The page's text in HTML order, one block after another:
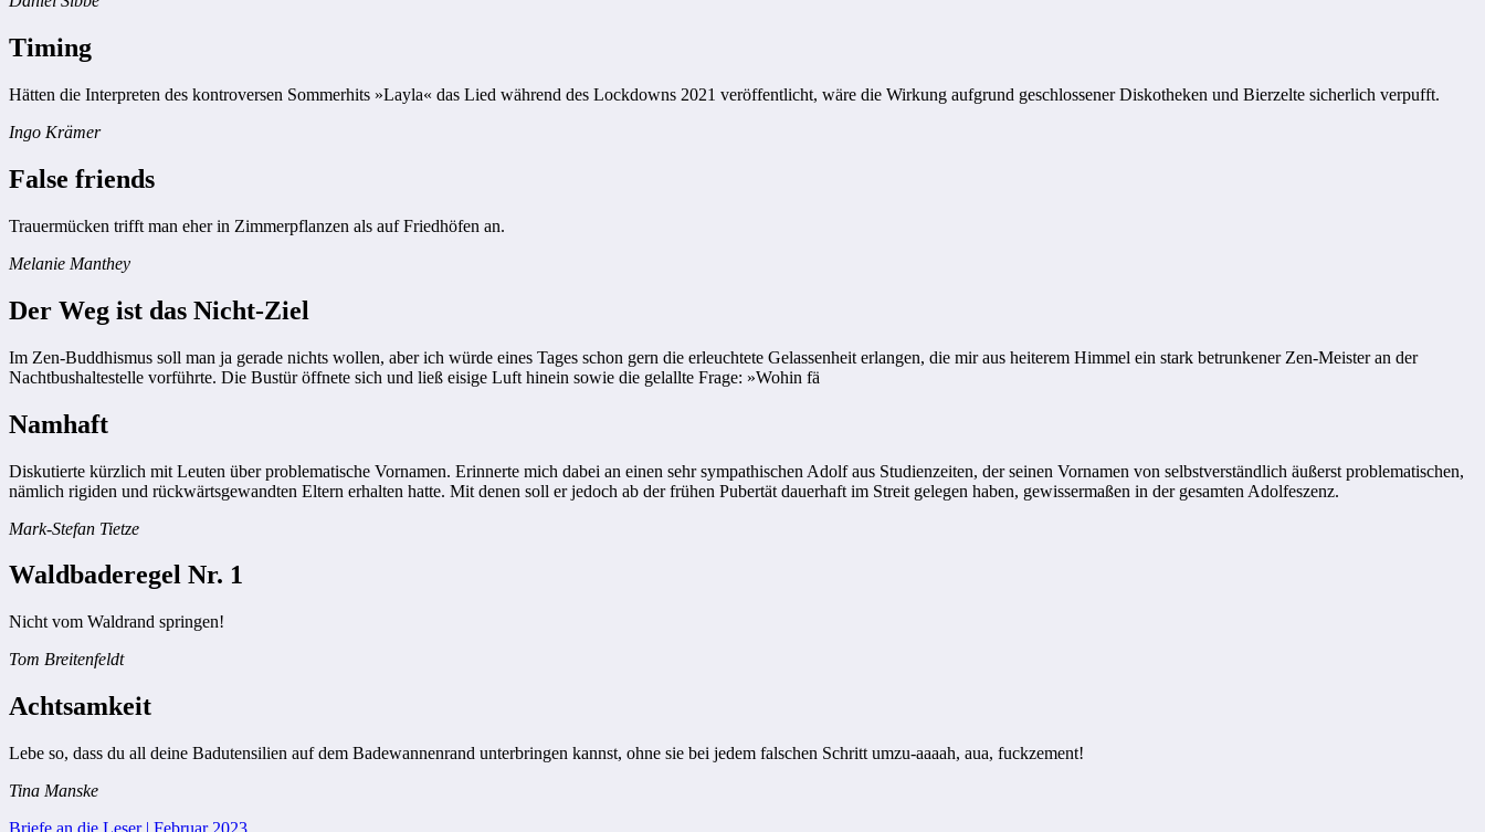
Timing
Hätten die Interpreten des kontroversen Sommerhits »Layla« das Lied während des Lockdowns 2021 veröffentlicht, wäre die Wirkung aufgrund geschlossener Diskotheken und Bierzelte sicherlich verpufft.
Ingo Krämer
False friends
Trauermücken trifft man eher in Zimmerpflanzen als auf Friedhöfen an.
Melanie Manthey
Der Weg ist das Nicht-Ziel
Im Zen-Buddhismus soll man ja gerade nichts wollen, aber ich würde eines Tages schon gern die erleuchtete Gelassenheit erlangen, die mir aus heiterem Himmel ein stark betrunkener Zen-Meister an der
Nachtbushaltestelle vorführte. Die Bustür öffnete sich und ließ eisige Luft hinein sowie die gelallte Frage: »Wohin fä
Namhaft
Diskutierte kürzlich mit Leuten über problematische Vornamen. Erinnerte mich dabei an einen sehr sympathischen Adolf aus Studienzeiten, der seinen Vornamen von selbstverständlich äußerst problematischen,
nämlich rigiden und rückwärtsgewandten Eltern erhalten hatte. Mit denen soll er jedoch ab der frühen Pubertät dauerhaft im Streit gelegen haben, gewissermaßen in der gesamten Adolfeszenz.
Mark-Stefan Tietze
Waldbaderegel Nr. 1
Nicht vom Waldrand springen!
Tom Breitenfeldt
Achtsamkeit
Lebe so, dass du all deine Badutensilien auf dem Badewannenrand unterbringen kannst, ohne sie bei jedem falschen Schritt umzu-aaaah, aua, fuckzement!
Tina Manske